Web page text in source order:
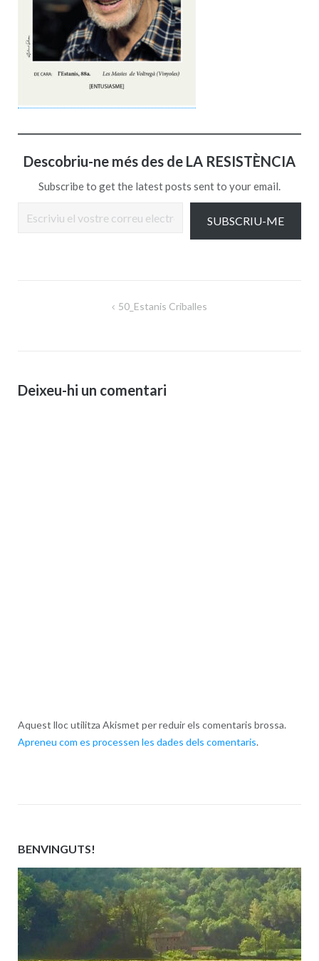
Descobriu-ne més des de LA RESISTÈNCIA
Subscribe to get the latest posts sent to your email.
SUBSCRIU-ME
50_Estanis Criballes
Deixeu-hi un comentari
Aquest lloc utilitza Akismet per reduir els comentaris brossa.
Apreneu com es processen les dades dels comentaris.
BENVINGUTS!